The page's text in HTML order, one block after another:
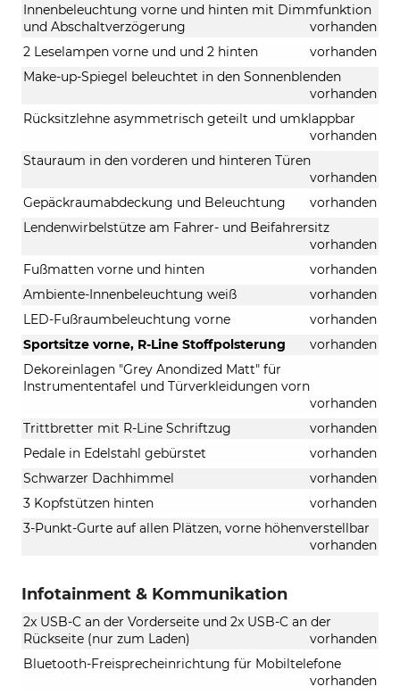
Innenbeleuchtung vorne und hinten mit Dimmfunktion
und Abschaltverzögerung
vorhanden
2 Leselampen vorne und und 2 hinten
vorhanden
Make-up-Spiegel beleuchtet in den Sonnenblenden
vorhanden
Rücksitzlehne asymmetrisch geteilt und umklappbar
vorhanden
Stauraum in den vorderen und hinteren Türen
vorhanden
Gepäckraumabdeckung und Beleuchtung
vorhanden
Lendenwirbelstütze am Fahrer- und Beifahrersitz
vorhanden
Fußmatten vorne und hinten
vorhanden
Ambiente-Innenbeleuchtung weiß
vorhanden
LED-Fußraumbeleuchtung vorne
vorhanden
Sportsitze vorne, R-Line Stoffpolsterung
vorhanden
Dekoreinlagen "Grey Anondized Matt" für
Instrumententafel und Türverkleidungen vorn
vorhanden
Trittbretter mit R-Line Schriftzug
vorhanden
Pedale in Edelstahl gebürstet
vorhanden
Schwarzer Dachhimmel
vorhanden
3 Kopfstützen hinten
vorhanden
3-Punkt-Gurte auf allen Plätzen, vorne höhenverstellbar
vorhanden
Infotainment & Kommunikation
2x USB-C an der Vorderseite und 2x USB-C an der
Rückseite (nur zum Laden)
vorhanden
Bluetooth-Freisprecheinrichtung für Mobiltelefone
vorhanden